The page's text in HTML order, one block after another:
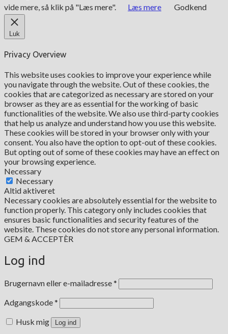
vide mere, så klik på "Læs mere".
Læs mere Godkend
Luk
Privacy Overview
This website uses cookies to improve your experience while
you navigate through the website. Out of these cookies, the
cookies that are categorized as necessary are stored on your
browser as they are as essential for the working of basic
functionalities of the website. We also use third-party cookies
that help us analyze and understand how you use this website.
These cookies will be stored in your browser only with your
consent. You also have the option to opt-out of these cookies.
But opting out of some of these cookies may have an effect on
your browsing experience.
Necessary
Necessary
Altid aktiveret
Necessary cookies are absolutely essential for the website to
function properly. This category only includes cookies that
ensures basic functionalities and security features of the
website. These cookies do not store any personal information.
GEM & ACCEPTÈR
Log ind
Brugernavn eller e-mailadresse* Påkrævet
Adgangskode* Påkrævet
Husk mig Log ind